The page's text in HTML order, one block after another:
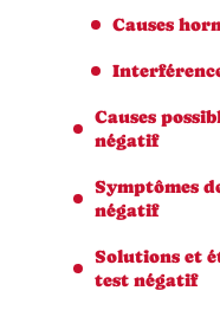
Causes
Causes
négatif
Symptômes
négatif
Solutions et
test négatif